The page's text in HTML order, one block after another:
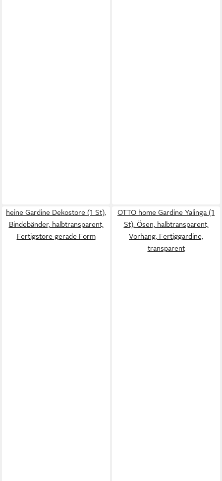
heine Gardine Dekostore (1 St),
Bindebänder, halbtransparent,
Fertigstore gerade Form
OTTO home Gardine Yalinga (1
St), Ösen, halbtransparent,
Vorhang, Fertiggardine,
transparent